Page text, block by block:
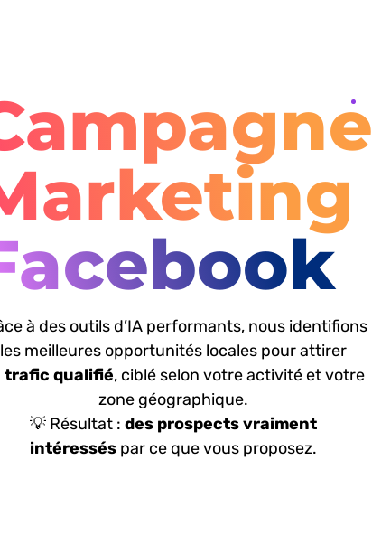
à des outils d’IA performants, nous identifions
les meilleures opportunités locales pour attirer
trafic qualifié, ciblé selon votre activité et votre
zone géographique.
💡 Résultat: des prospects vraiment
intéresséspar ce que vous proposez.